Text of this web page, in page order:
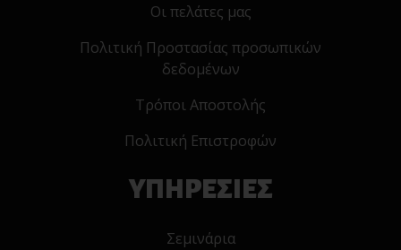
Οι πελάτες μας
Πολιτική Προστασίας προσωπικών
δεδομένων
Τρόποι Αποστολής
Πολιτική Επιστροφών
ΥΠΗΡΕΣΙΕΣ
Σεμινάρια